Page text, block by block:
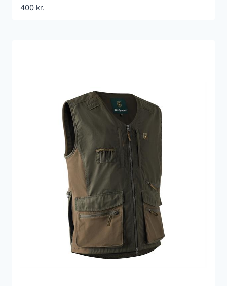
400 kr.